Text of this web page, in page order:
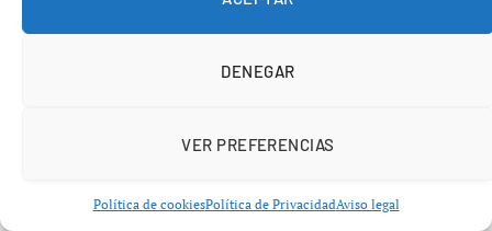
DENEGAR
VER PREFERENCIAS
Política de cookiesPolítica de PrivacidadAviso legal